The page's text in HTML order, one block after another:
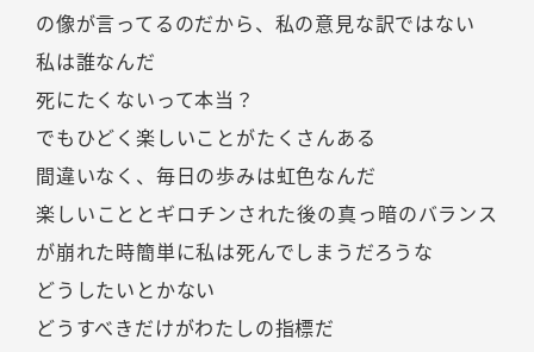
の像が言ってるのだから、私の意見な訳ではない
私は誰なんだ
死にたくないって本当？
でもひどく楽しいことがたくさんある
間違いなく、毎日の歩みは虹色なんだ
楽しいこととギロチンされた後の真っ暗のバランス
が崩れた時簡単に私は死んでしまうだろうな
どうしたいとかない
どうすべきだけがわたしの指標だ